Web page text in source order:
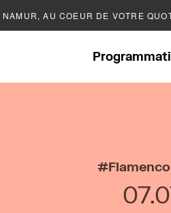
NAMUR, AU COEUR DE VOTRE
Flamenco